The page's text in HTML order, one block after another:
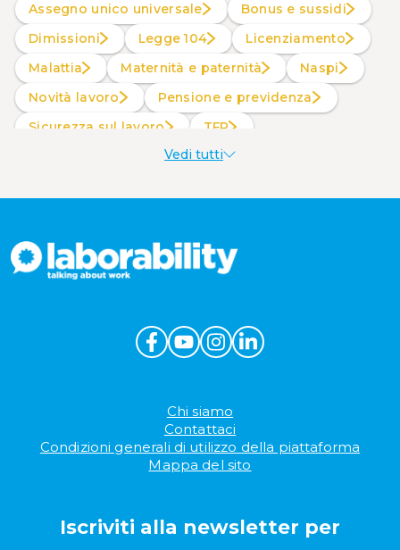
Assegno unico universale
Bonus e sussidi
Dimissioni
Legge 104
Licenziamento
Malattia
Maternità e paternità
Naspi
Novità lavoro
Pensione e previdenza
Sicurezza sul lavoro
TFR
Vedi tutti
Chi siamo
Contattaci
Condizioni generali di utilizzo della piattaforma
Mappa del sito
Iscriviti alla newsletter per